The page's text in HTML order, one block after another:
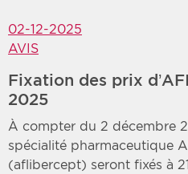
02-12-2025
AVIS
Fixation des prix
2025
À compter du 2 décembre
spécialité pharmaceutique
(aflibercept) seront fixés à